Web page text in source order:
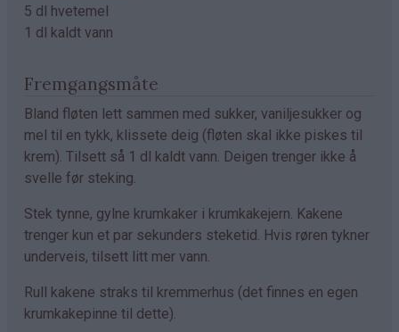
5 dl hvetemel
1 dl kaldt vann
Fremgangsmåte
Bland fløten lett sammen med sukker, vaniljesukker og
mel til en tykk, klissete deig (fløten skal ikke piskes til
krem). Tilsett så 1 dl kaldt vann. Deigen trenger ikke å
svelle før steking.
Stek tynne, gylne krumkaker i krumkakejern. Kakene
trenger kun et par sekunders steketid. Hvis røren tykner
underveis, tilsett litt mer vann.
Rull kakene straks til kremmerhus (det finnes en egen
krumkakepinne til dette).